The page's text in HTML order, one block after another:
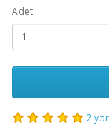
Adet
2